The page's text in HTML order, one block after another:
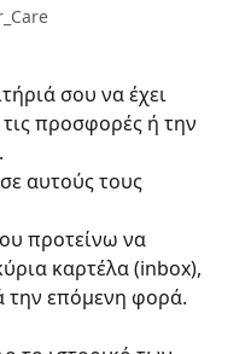
σου να έχει
προσφορές ή την
αυτούς τους
προτείνω να
καρτέλα (inbox),
την επόμενη φορά.